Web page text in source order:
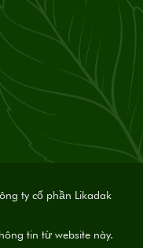
ty cổ phần Likadak
tin từ website này.